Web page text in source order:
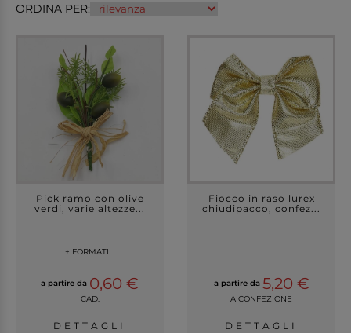
ORDINA PER:
Pick ramo con olive
verdi, varie altezze...
+ FORMATI
a partire da 0,60 €
CAD.
DETTAGLI
Fiocco in raso lurex
chiudipacco, confez...
a partire da 5,20 €
A CONFEZIONE
DETTAGLI